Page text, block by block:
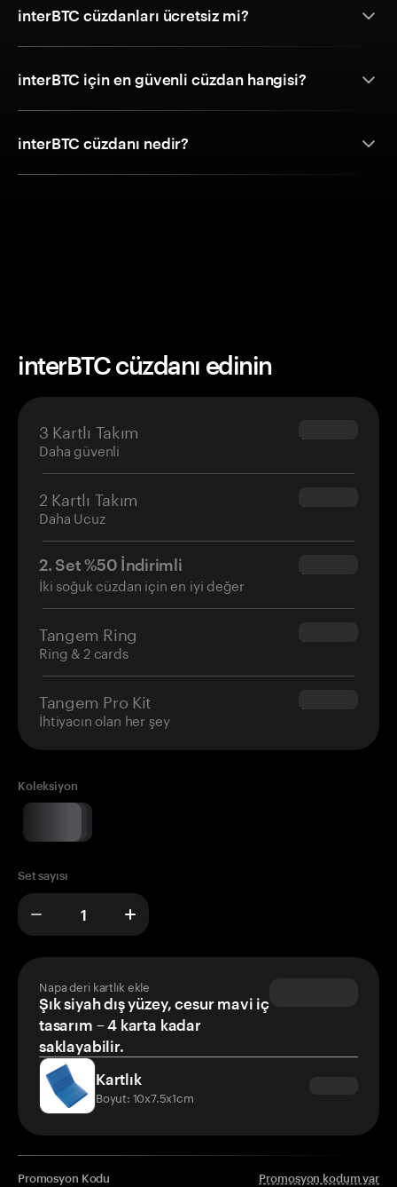
interBTC cüzdanları ücretsiz mi?
interBTC için en güvenli cüzdan hangisi?
interBTC cüzdanı nedir?
interBTC cüzdanı edinin
3 Kartlı Takım
Daha güvenli
$69.90
2 Kartlı Takım
Daha Ucuz
$54.90
2. Set %50 İndirimli
İki soğuk cüzdan için en iyi değer
$34.95
Tangem Ring
Ring & 2 cards
$160.00
Tangem Pro Kit
İhtiyacın olan her şey
$180.00
Koleksiyon
Set sayısı
Napa deri kartlık ekle
Şık siyah dış yüzey, cesur mavi iç
tasarım – 4 karta kadar
saklayabilir.
Kartlık
Boyut: 10x7.5x1cm
Promosyon Kodu Promosyon kodum var